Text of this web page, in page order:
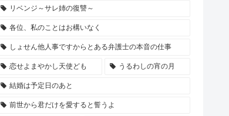
リベンジ～サレ姉の復讐～
各位、私のことはお構いなく
しょせん他人事ですからとある弁護士の本音の仕事
恋せよまやかし天使ども うるわしの宵の月
結婚は予定日のあと
前世から君だけを愛すると誓うよ